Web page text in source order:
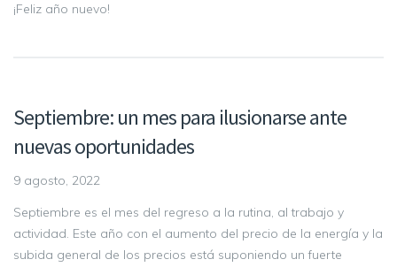
¡Feliz año nuevo!
Septiembre: un mes para ilusionarse ante
nuevas oportunidades
9 agosto, 2022
Septiembre es el mes del regreso a la rutina, al trabajo y
actividad. Este año con el aumento del precio de la energía y la
subida general de los precios está suponiendo un fuerte